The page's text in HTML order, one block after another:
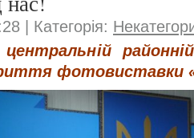
| Категорія:
районній
фотовиставки